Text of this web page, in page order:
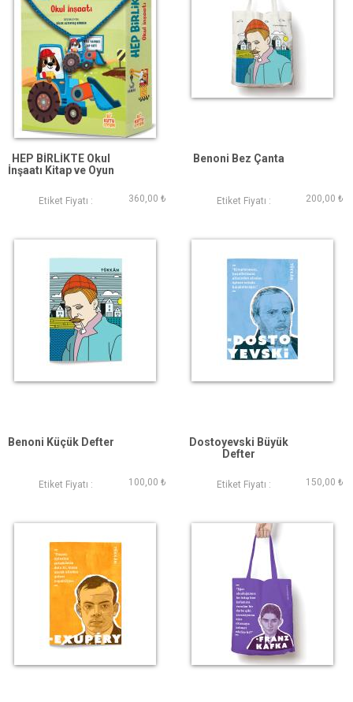
HEP BİRLİKTE Okul
İnşaatı Kitap ve Oyun
Etiket Fiyatı : 360,00 ₺
Benoni Bez Çanta
Etiket Fiyatı : 200,00 ₺
Benoni Küçük Defter
Etiket Fiyatı : 100,00 ₺
Dostoyevski Büyük
Defter
Etiket Fiyatı : 150,00 ₺